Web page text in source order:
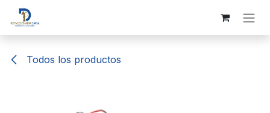
Ir al contenido
Todos los productos